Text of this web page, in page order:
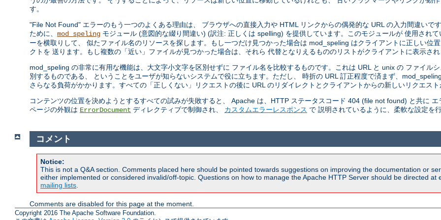
す。
"File Not Found" エラーのもう一つのよくある理由は、 ブラウザへの直接入力や HTML リンクからの偶発的な URL の入力間違いで
ために、 mod_speling モジュール (意図的な綴り間違い) (訳注: 正しくは spelling) を提供しています。このモジュールが 使用され
ーを横取りして、 似たファイル名のリソースを探します。もし一つだけ見つかった場合は mod_speling はクライアントに正しい位
クトを 送ります。もし複数の「近い」ファイルが見つかった場合は、それら 代替となりえるもののリストがクライアントに表示さ
mod_speling の非常に有用な機能は、大文字小文字を区別せずに ファイル名を比較するものです。これは URL と unix の ファイル
別するものである、 ということをユーザが知らないシステムで役に立ちます。ただし、 時折の URL 訂正程度で済まず、
さらなる負荷がかかります。すべての「正しくない」リクエストの後に URL のリダイレクトとクライアントからの新しいリクエス
コンテンツの位置を決めようとするすべての試みが失敗すると、 Apache は、HTTP ステータスコード 404 (file not found) と共に
ページの外観は ErrorDocument ディレクティブで制御され、 カスタムエラーレスポンス で 説明されているように、柔軟な設定を
コメント
Notice:
This is not a Q&A section. Comments placed here should be pointed towards suggestions on improving the documentation or
either implemented or considered invalid/off-topic. Questions on how to manage the Apache HTTP Server should be directed
mailing lists
Comments are disabled for this page at the moment.
Copyright 2016 The Apache Software Foundation.